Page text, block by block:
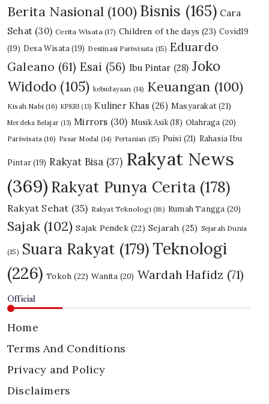
Berita Nasional (100) Bisnis (165) Cara
Sehat (30) Cerita Wisata (17) Children of the days (23) Covid19
(19) Desa Wisata (19) Destinasi Pariwisata (15) Eduardo
Galeano (61) Esai (56) Ibu Pintar (28) Joko
Widodo (105) kebudayaan (14) Keuangan (100)
Kisah Nabi (16) KPKRI (13) Kuliner Khas (26) Masyarakat(21)
Merdeka Belajar (13) Mirrors (30) Musik Asik(18) Olahraga (20)
Pariwisata (16) Pasar Modal (14) Pertanian (15) Puisi (21) Rahasia Ibu
Pintar(19) Rakyat Bisa (37) Rakyat News
(369) Rakyat Punya Cerita (178)
Rakyat Sehat (35) Rakyat Teknologi(16) Rumah Tangga (20)
Sajak (102) Sajak Pendek(22) Sejarah (25) Sejarah Dunia
(15) Suara Rakyat (179) Teknologi
(226) Tokoh (22) Wanita (20) Wardah Hafidz (71)
Official
Home
Terms And Conditions
Privacy and Policy
Disclaimers